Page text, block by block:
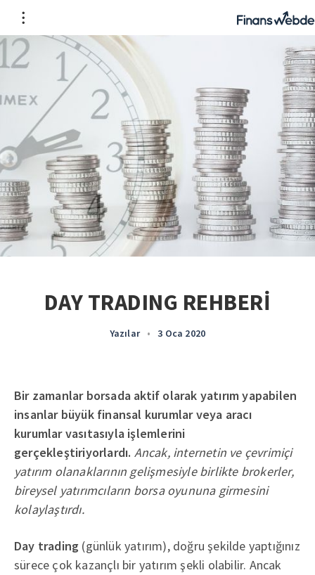
DAY TRADING REHBERİ
Yazılar • 3 Oca 2020
Bir zamanlar borsada aktif olarak yatırım yapabilen
insanlar büyük finansal kurumlar veya aracı
kurumlar vasıtasıyla işlemlerini
gerçekleştiriyorlardı. Ancak, internetin ve çevrimiçi
yatırım olanaklarının gelişmesiyle birlikte brokerler,
bireysel yatırımcıların borsa oyununa girmesini
kolaylaştırdı.
Day trading (günlük yatırım), doğru şekilde yaptığınız
sürece çok kazançlı bir yatırım şekli olabilir. Ancak